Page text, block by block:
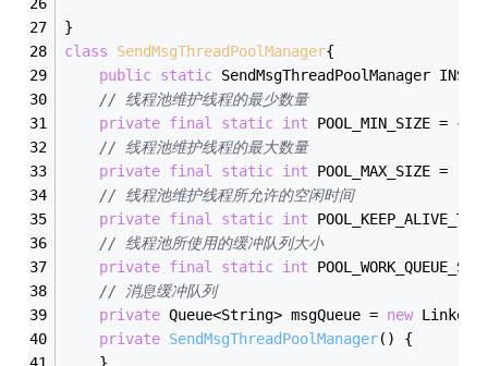
}
class
SendMsgThreadPoolManager{
public static SendMsgThreadPoolManager
// 线程池维护线程的最少数量
private final static int POOL_MIN_SIZE = 4
// 线程池维护线程的最大数量
private final static int POOL_MAX_SIZE = 10
// 线程池维护线程所允许的空闲时间
private final static int
// 线程池所使用的缓冲队列大小
private final static int
// 消息缓冲队列
private Queue<String> msgQueue = new
private SendMsgThreadPoolManager()
{